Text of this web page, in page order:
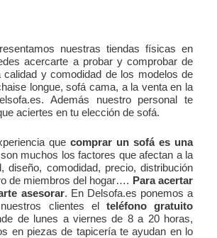
nuestras tiendas físicas en
acercarte a probar y comprobar de
calidad y comodidad de los modelos de
longue, sofá cama, a la venta en la
Además nuestro personal te
aciertes en tu elección de sofá.
que comprar un sofá es una
muchos los factores que afectan a la
diseño, comodidad, precio, distribución
de miembros del hogar…. Para acertar
asesorar. En Delsofa.es ponemos a
clientes el teléfono gratuito
de lunes a viernes de 8 a 20 horas,
en piezas de tapicería te ayudan en lo